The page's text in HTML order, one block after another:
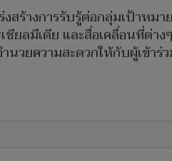
สร้างการรับรู้ต่อกลุ่มเป้าหม
ยลมีเดีย และสื่อเคลื่อนที่ต่า
วยความสะดวกให้กับผู้เข้าร่